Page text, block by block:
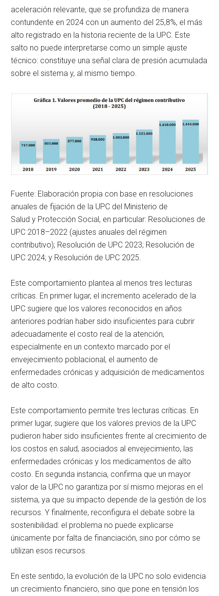
aceleración relevante, que se profundiza de manera
contundente en 2024 con un aumento del 25,8%, el más
alto registrado en la historia reciente de la UPC. Este
salto no puede interpretarse como un simple ajuste
técnico: constituye una señal clara de presión acumulada
sobre el sistema y, al mismo tiempo.
Fuente: Elaboración propia con base en resoluciones
anuales de fijación de la UPC del Ministerio de
Salud y Protección Social, en particular: Resoluciones de
UPC 2018–2022 (ajustes anuales del régimen
contributivo); Resolución de UPC 2023; Resolución de
UPC 2024; y Resolución de UPC 2025.
Este comportamiento plantea al menos tres lecturas
críticas. En primer lugar, el incremento acelerado de la
UPC sugiere que los valores reconocidos en años
anteriores podrían haber sido insuficientes para cubrir
adecuadamente el costo real de la atención,
especialmente en un contexto marcado por el
envejecimiento poblacional, el aumento de
enfermedades crónicas y adquisición de medicamentos
de alto costo.
Este comportamiento permite tres lecturas críticas. En
primer lugar, sugiere que los valores previos de la UPC
pudieron haber sido insuficientes frente al crecimiento de
los costos en salud, asociados al envejecimiento, las
enfermedades crónicas y los medicamentos de alto
costo. En segunda instancia, confirma que un mayor
valor de la UPC no garantiza por sí mismo mejoras en el
sistema, ya que su impacto depende de la gestión de los
recursos. Y finalmente, reconfigura el debate sobre la
sostenibilidad: el problema no puede explicarse
únicamente por falta de financiación, sino por cómo se
utilizan esos recursos.
En este sentido, la evolución de la UPC no solo evidencia
un crecimiento financiero, sino que pone en tensión los